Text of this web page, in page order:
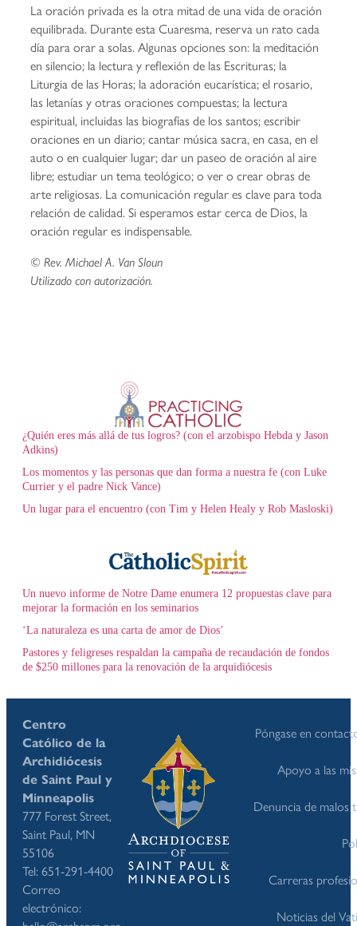
La oración privada es la otra mitad de una vida de oración
equilibrada. Durante esta Cuaresma, reserva un rato cada
día para orar a solas. Algunas opciones son: la meditación
en silencio; la lectura y reflexión de las Escrituras; la
Liturgia de las Horas; la adoración eucarística; el rosario,
las letanías y otras oraciones compuestas; la lectura
espiritual, incluidas las biografías de los santos; escribir
oraciones en un diario; cantar música sacra, en casa, en el
auto o en cualquier lugar; dar un paseo de oración al aire
libre; estudiar un tema teológico; o ver o crear obras de
arte religiosas. La comunicación regular es clave para toda
relación de calidad. Si esperamos estar cerca de Dios, la
oración regular es indispensable.
© Rev. Michael A. Van Sloun
Utilizado con autorización.
¿Quién eres más allá de tus logros? (con el arzobispo Hebda y Jason
Adkins)
Los momentos y las personas que dan forma a nuestra fe (con Luke
Currier y el padre Nick Vance)
Un lugar para el encuentro (con Tim y Helen Healy y Rob Masloski)
Un nuevo informe de Notre Dame enumera 12 propuestas clave para
mejorar la formación en los seminarios
‘La naturaleza es una carta de amor de Dios’
Pastores y feligreses respaldan la campaña de recaudación de fondos
de $250 millones para la renovación de la arquidiócesis
Centro
Católico de la
Archidiócesis
de Saint Paul y
Minneapolis
777 Forest Street,
Saint Paul, MN
55106
Tel: 651-291-4400
Correo
electrónico:
Póngase en
Apoyo a las
Denuncia de malos
Carreras
Noticias del